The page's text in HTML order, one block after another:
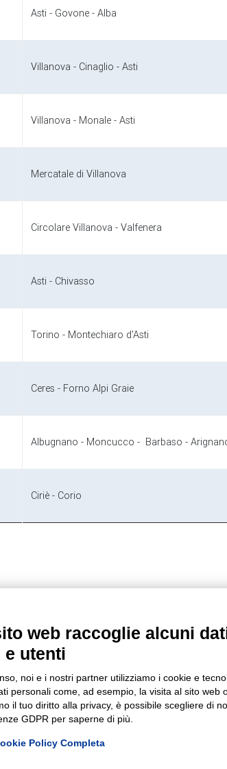
Asti - Govone - Alba
Villanova - Cinaglio - Asti
Villanova - Monale - Asti
Mercatale di Villanova
Circolare Villanova - Valfenera
Asti - Chivasso
Torino - Montechiaro d'Asti
Ceres - Forno Alpi Graie
Albugnano - Moncucco - Barbaso -
Ciriè - Corio
ad attività di direzione e coordinamento
delle
Via Alla Stazione, 29 14019 - Villanova d'Asti
web raccoglie alcuni
utenti
noi e i nostri partner utilizziamo i cookie e
personali come, ad esempio, la visita al sito web
il tuo diritto alla privacy, è possibile scegliere di
GDPR per saperne di più.
Policy Completa